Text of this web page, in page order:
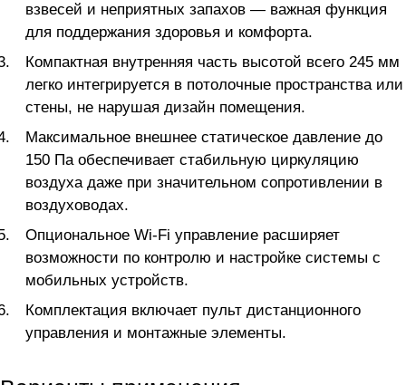
взвесей и неприятных запахов — важная функция
для поддержания здоровья и комфорта.
Компактная внутренняя часть высотой всего 245 мм
легко интегрируется в потолочные пространства или
стены, не нарушая дизайн помещения.
Максимальное внешнее статическое давление до
150 Па обеспечивает стабильную циркуляцию
воздуха даже при значительном сопротивлении в
воздуховодах.
Опциональное Wi-Fi управление расширяет
возможности по контролю и настройке системы с
мобильных устройств.
Комплектация включает пульт дистанционного
управления и монтажные элементы.